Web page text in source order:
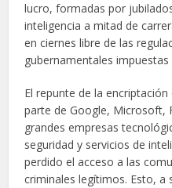
lucro, formadas por
inteligencia a mitad de
en ciernes libre de las
gubernamentales
El repunte de la
parte de Google, Microsoft,
grandes empresas
seguridad y servicios de
perdido el acceso a las
criminales legítimos. Esto,